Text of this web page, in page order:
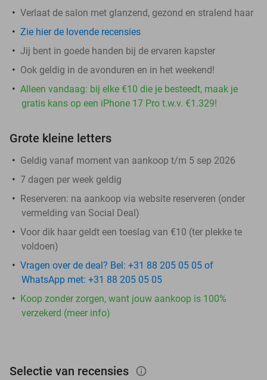
Verlaat de salon met glanzend, gezond en stralend haar
Zie hier de lovende recensies
Jij bent in goede handen bij de ervaren kapster
Ook geldig in de avonduren en in het weekend!
Alleen vandaag: bij elke €10 die je besteedt, maak je
gratis kans op een iPhone 17 Pro t.w.v. €1.329!
Grote kleine letters
Geldig vanaf moment van aankoop t/m 5 sep 2026
7 dagen per week geldig
Reserveren: na aankoop via website reserveren (onder
vermelding van Social Deal)
Voor dik haar geldt een toeslag van €10 (ter plekke te
voldoen)
Vragen over de deal? Bel: +31 88 205 05 05 of
WhatsApp met: +31 88 205 05 05
Koop zonder zorgen, want jouw aankoop is 100%
verzekerd (meer info)
Selectie van recensies info_outlined